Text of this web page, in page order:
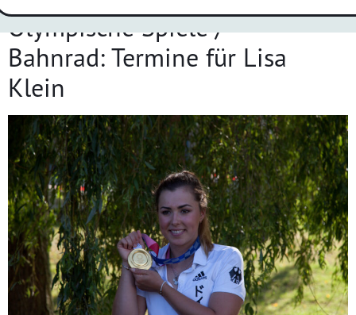
Olympische Spiele /
Bahnrad: Termine für Lisa
Klein